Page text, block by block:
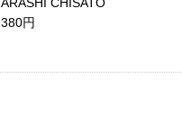
380円